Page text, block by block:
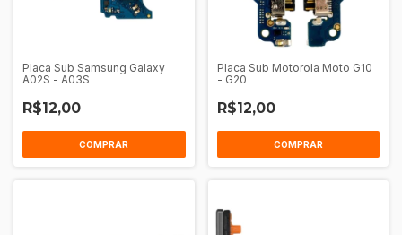
Placa Sub Samsung Galaxy
A02S - A03S
R$12,00
Placa Sub Motorola Moto G10
- G20
R$12,00